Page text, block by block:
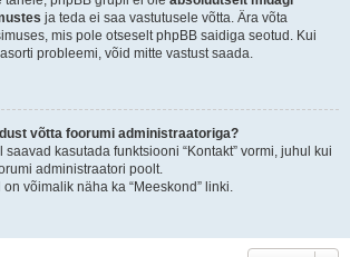
ja teda ei saa vastutusele võtta. Ära võta
mis pole otseselt phpBB saidiga seotud. Kui
probleemi, võid mitte vastust saada.
võtta foorumi administraatoriga?
saavad kasutada funktsiooni “Kontakt” vormi, juhul kui
administraatori poolt.
võimalik näha ka “Meeskond” linki.